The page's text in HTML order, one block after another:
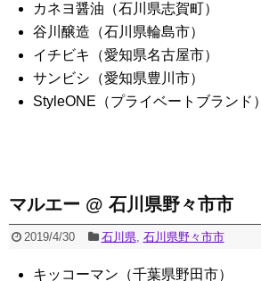
カネヨ醤油（石川県志賀町）
谷川醸造（石川県輪島市）
イチビキ（愛知県名古屋市）
サンビシ（愛知県豊川市）
StyleONE（プライベートブランド）
マルエー @ 石川県野々市市
2019/4/30 石川県, 石川県野々市市
キッコーマン（千葉県野田市）